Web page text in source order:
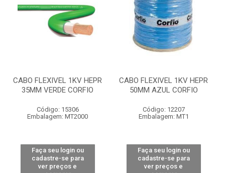
CABO FLEXIVEL 1KV HEPR
35MM VERDE CORFIO
Código: 15306
Embalagem: MT2000
Faça seu login ou
cadastre-se para
ver preços e
CABO FLEXIVEL 1KV HEPR
50MM AZUL CORFIO
Código: 12207
Embalagem: MT1
Faça seu login ou
cadastre-se para
ver preços e